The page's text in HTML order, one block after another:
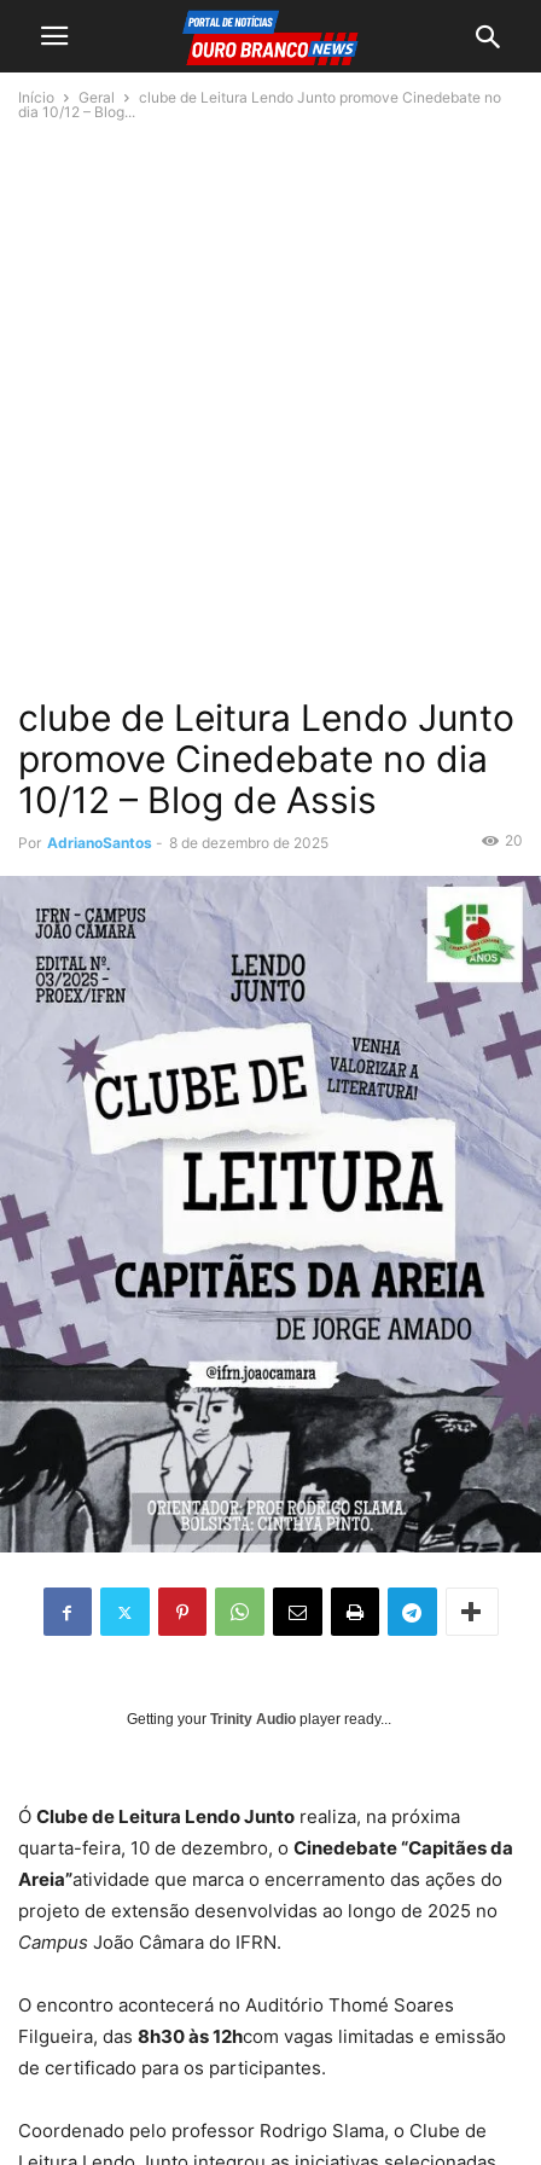
Início Geral
clube de Leitura Lendo Junto promove Cinedebate no
dia 10/12 – Blog...
clube de Leitura Lendo Junto
promove Cinedebate no dia
10/12 – Blog de Assis
Por AdrianoSantos - 8 de dezembro de 2025 20
Getting your Trinity Audio player ready...
Ó Clube de Leitura Lendo Junto realiza, na próxima
quarta-feira, 10 de dezembro, o Cinedebate “Capitães da
Areia”atividade que marca o encerramento das ações do
projeto de extensão desenvolvidas ao longo de 2025 no
Campus João Câmara do IFRN.
O encontro acontecerá no Auditório Thomé Soares
Filgueira, das 8h30 às 12hcom vagas limitadas e emissão
de certificado para os participantes.
Coordenado pelo professor Rodrigo Slama, o Clube de